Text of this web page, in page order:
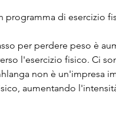
programma di esercizio
per perdere peso è
l'esercizio fisico. Ci
non è un'impresa
aumentando